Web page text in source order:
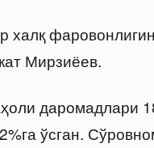
халқ
Мирзиёев.
даромадлари
ўсган.